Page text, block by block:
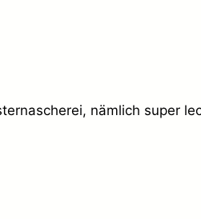
nämlich super